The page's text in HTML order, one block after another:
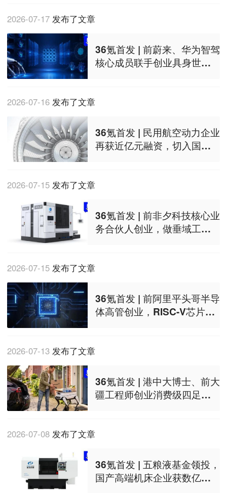
2026-07-17 发布了文章
36氪首发 | 前蔚来、华为智驾
核心成员联手创业具身世界
2026-07-16 发布了文章
36氪首发 | 民用航空动力企业
再获近亿元融资，切入国际
2026-07-15 发布了文章
36氪首发 | 前非夕科技核心业
务合伙人创业，做垂域工业
2026-07-15 发布了文章
36氪首发 | 前阿里平头哥半导
体高管创业，RISC-V芯片厂
2026-07-13 发布了文章
36氪首发 | 港中大博士、前大
疆工程师创业消费级四足机
2026-07-08 发布了文章
36氪首发 | 五粮液基金领投，
国产高端机床企业获数亿元